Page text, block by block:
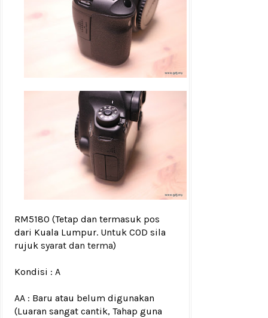
RM5180 (Tetap dan termasuk pos
dari Kuala Lumpur. Untuk COD sila
rujuk syarat dan terma)
Kondisi : A
AA : Baru atau belum digunakan
(Luaran sangat cantik, Tahap guna